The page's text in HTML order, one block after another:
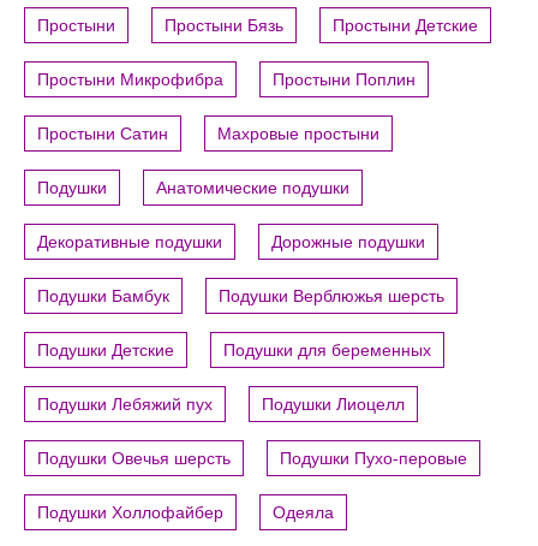
Простыни Простыни Бязь Простыни Детские
Простыни Микрофибра Простыни Поплин
Простыни Сатин Махровые простыни
Подушки Анатомические подушки
Декоративные подушки Дорожные подушки
Подушки Бамбук Подушки Верблюжья шерсть
Подушки Детские Подушки для беременных
Подушки Лебяжий пух Подушки Лиоцелл
Подушки Овечья шерсть Подушки Пухо-перовые
Подушки Холлофайбер Одеяла